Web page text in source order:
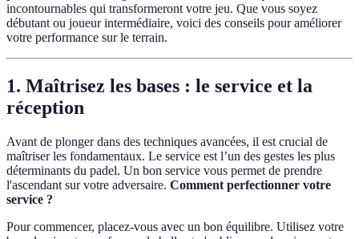
incontournables qui transformeront votre jeu. Que vous soyez
débutant ou joueur intermédiaire, voici des conseils pour améliorer
votre performance sur le terrain.
1. Maîtrisez les bases : le service et la
réception
Avant de plonger dans des techniques avancées, il est crucial de
maîtriser les fondamentaux. Le service est l’un des gestes les plus
déterminants du padel. Un bon service vous permet de prendre
l'ascendant sur votre adversaire. Comment perfectionner votre
service ?
Pour commencer, placez-vous avec un bon équilibre. Utilisez votre